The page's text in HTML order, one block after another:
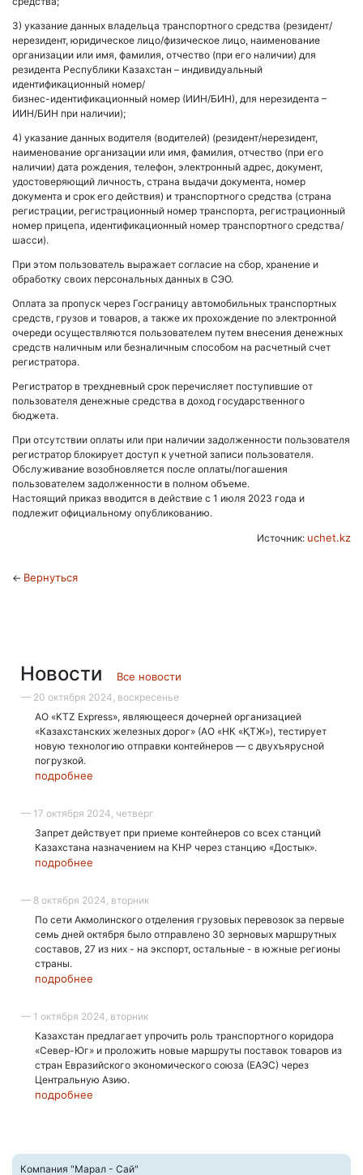
Новости Все новости
— 20 октября 2024, воскресенье
АО «KTZ Express», являющееся дочерней организацией
«Казахстанских железных дорог» (АО «НК «ҚТЖ»), тестирует
новую технологию отправки контейнеров — с двухъярусной
погрузкой.
подробнее
— 17 октября 2024, четверг
Запрет действует при приеме контейнеров со всех станций
Казахстана назначением на КНР через станцию «Достык».
подробнее
— 8 октября 2024, вторник
По сети Акмолинского отделения грузовых перевозок за первые
семь дней октября было отправлено 30 зерновых маршрутных
составов, 27 из них - на экспорт, остальные - в южные регионы
страны.
подробнее
— 1 октября 2024, вторник
Казахстан предлагает упрочить роль транспортного коридора
«Север-Юг» и проложить новые маршруты поставок товаров из
стран Евразийского экономического союза (ЕАЭС) через
Центральную Азию.
подробнее
3) указание данных владельца транспортного средства (резидент/
нерезидент, юридическое лицо/физическое лицо, наименование
организации или имя, фамилия, отчество (при его наличии) для
резидента Республики Казахстан – индивидуальный
идентификационный номер/
бизнес-идентификационный номер (ИИН/БИН), для нерезидента –
ИИН/БИН при наличии);
4) указание данных водителя (водителей) (резидент/нерезидент,
наименование организации или имя, фамилия, отчество (при его
наличии) дата рождения, телефон, электронный адрес, документ,
удостоверяющий личность, страна выдачи документа, номер
документа и срок его действия) и транспортного средства (страна
регистрации, регистрационный номер транспорта, регистрационный
номер прицепа, идентификационный номер транспортного средства/
шасси).
При этом пользователь выражает согласие на сбор, хранение и
обработку своих персональных данных в СЭО.
Оплата за пропуск через Госграницу автомобильных транспортных
средств, грузов и товаров, а также их прохождение по электронной
очереди осуществляются пользователем путем внесения денежных
средств наличным или безналичным способом на расчетный счет
регистратора.
Регистратор в трехдневный срок перечисляет поступившие от
пользователя денежные средства в доход государственного
бюджета.
При отсутствии оплаты или при наличии задолженности пользователя
регистратор блокирует доступ к учетной записи пользователя.
Обслуживание возобновляется после оплаты/погашения
пользователем задолженности в полном объеме.
Настоящий приказ вводится в действие с 1 июля 2023 года и
подлежит официальному опубликованию.
Источник: uchet.kz
← Вернуться
Компания "Марал - Сай"